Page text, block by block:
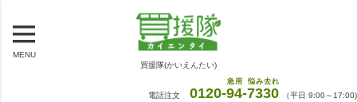
MENU
買援隊(かいえんたい)
電話注文 0120-94
急用
-7330
悩み去れ
（平日 9:00～17:00)